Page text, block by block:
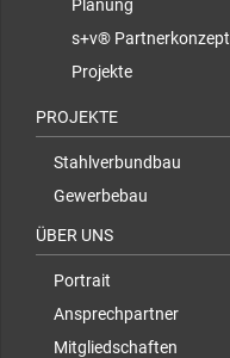
Planung
s+v® Partnerkonzept
Projekte
PROJEKTE
Stahlverbundbau
Gewerbebau
ÜBER UNS
Portrait
Ansprechpartner
Mitgliedschaften